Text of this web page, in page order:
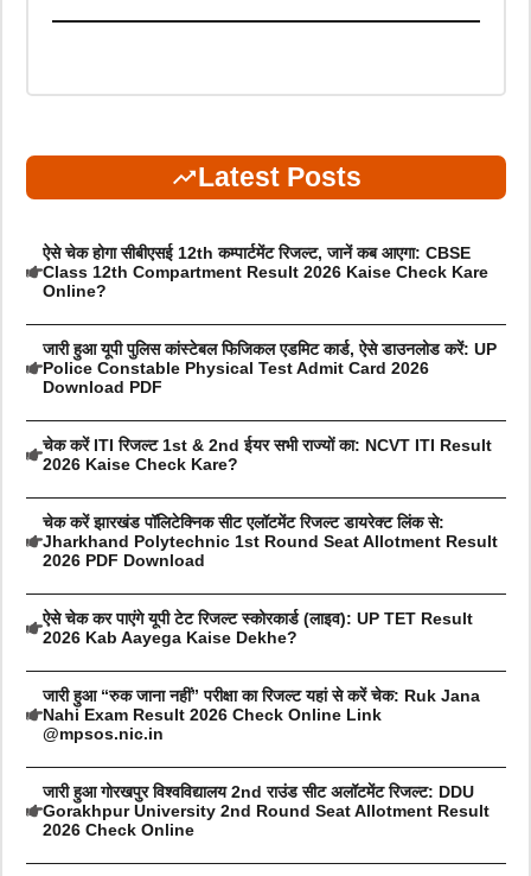
Latest Posts
ऐसे चेक होगा सीबीएसई 12th कम्पार्टमेंट रिजल्ट, जानें कब आएगा: CBSE
Class 12th Compartment Result 2026 Kaise Check Kare
Online?
जारी हुआ यूपी पुलिस कांस्टेबल फिजिकल एडमिट कार्ड, ऐसे डाउनलोड करें: UP
Police Constable Physical Test Admit Card 2026
Download PDF
चेक करें ITI रिजल्ट 1st & 2nd ईयर सभी राज्यों का: NCVT ITI Result
2026 Kaise Check Kare?
चेक करें झारखंड पॉलिटेक्निक सीट एलॉटमेंट रिजल्ट डायरेक्ट लिंक से:
Jharkhand Polytechnic 1st Round Seat Allotment Result
2026 PDF Download
ऐसे चेक कर पाएंगे यूपी टेट रिजल्ट स्कोरकार्ड (लाइव): UP TET Result
2026 Kab Aayega Kaise Dekhe?
जारी हुआ “रुक जाना नहीं” परीक्षा का रिजल्ट यहां से करें चेक: Ruk Jana
Nahi Exam Result 2026 Check Online Link
@mpsos.nic.in
जारी हुआ गोरखपुर विश्वविद्यालय 2nd राउंड सीट अलॉटमेंट रिजल्ट: DDU
Gorakhpur University 2nd Round Seat Allotment Result
2026 Check Online